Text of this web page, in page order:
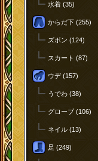
水着 (35)
からだ下 (255)
ズボン (124)
スカート (87)
ウデ (157)
うでわ (38)
グローブ (106)
ネイル (13)
足 (249)